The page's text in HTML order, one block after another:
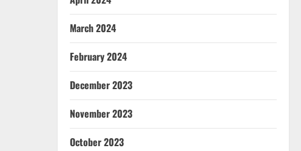
March 2024
February 2024
December 2023
November 2023
October 2023